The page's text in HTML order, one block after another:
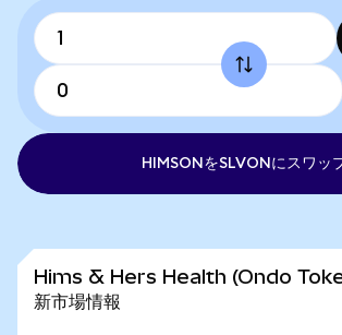
HIMSONをSLVONにスワッ
Hims & Hers Health (Ondo
新市場情報